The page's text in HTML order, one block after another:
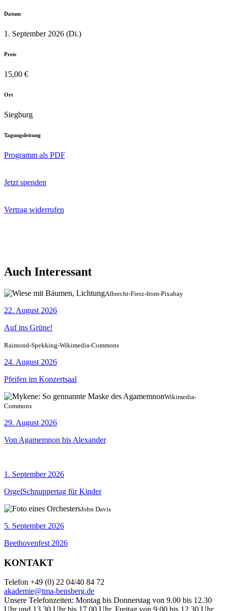
Datum
1. September 2026 (Di.)
Preis
15,00 €
Ort
Siegburg
Tagungsleitung
Programm als PDF
Jetzt spenden
Vertrag widerrufen
Auch Interessant
Albrecht-Fietz-from-Pixabay
22. August 2026
Auf ins Grüne!
Raimond-Spekking-Wikimedia-Commons
24. August 2026
Pfeifen im Konzertsaal
Wikimedia-
Commons
29. August 2026
Von Agamemnon bis Alexander
1. September 2026
OrgelSchnuppertag für Kinder
John Davis
5. September 2026
Beethovenfest 2026
KONTAKT
Telefon +49 (0) 22 04/40 84 72
akademie@tma-bensberg.de
Unsere Telefonzeiten: Montag bis Donnerstag von 9.00 bis 12.30